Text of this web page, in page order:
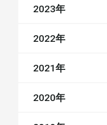
2023年
2022年
2021年
2020年